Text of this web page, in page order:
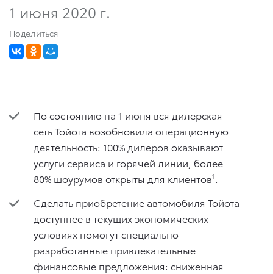
1 июня 2020 г.
Поделиться
По состоянию на 1 июня вся дилерская
сеть Тойота возобновила операционную
деятельность: 100% дилеров оказывают
услуги сервиса и горячей линии, более
80% шоурумов открыты для клиентов1.
Сделать приобретение автомобиля Тойота
доступнее в текущих экономических
условиях помогут специально
разработанные привлекательные
финансовые предложения: сниженная